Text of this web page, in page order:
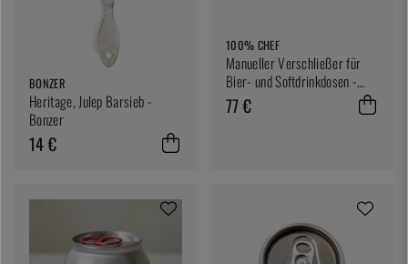
BONZER
Heritage, Julep Barsieb -
Bonzer
14 €
100% CHEF
Manueller Verschließer für
Bier- und Softdrinkdosen -
100% Chef
77 €